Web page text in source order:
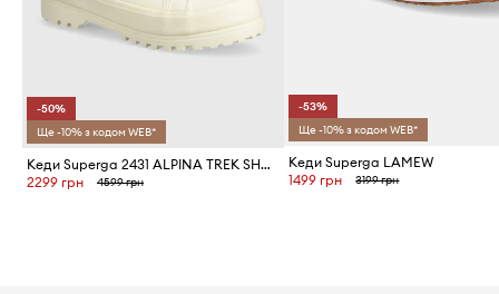
-50%
Ще -10% з кодом WEB*
Кеди Superga 2431 ALPINA TREK SHOELACES
2299 грн
4599 грн
-53%
Ще -10% з кодом WEB*
Кеди Superga LAMEW
1499 грн
3199 грн